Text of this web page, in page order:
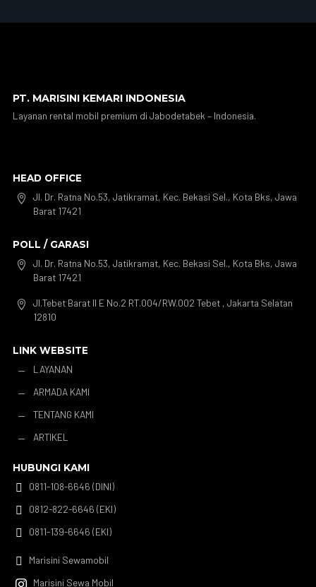
PT. MARISINI KEMARI INDONESIA
Layanan rental mobil premium di Jabodetabek – Indonesia.
HEAD OFFICE

Jl. Dr. Ratna No.53, Jatikramat, Kec. Bekasi Sel., Kota Bks, Jawa
Barat 17421
POLL / GARASI

Jl. Dr. Ratna No.53, Jatikramat, Kec. Bekasi Sel., Kota Bks, Jawa
Barat 17421

Jl.Tebet Barat II E No.2 RT.004/RW.002 Tebet , Jakarta Selatan
12810
LINK WEBSITE
K
LAYANAN
K ARMADA KAMI
K TENTANG KAMI
K ARTIKEL
HUBUNGI KAMI

0811-108-6646 (DINI)

0812-822-6646 (EKI)

0811-139-6646 (EKI)
 Marisini Sewamobil
 Marisini Sewa Mobil